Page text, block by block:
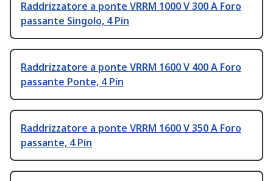
Raddrizzatore a ponte VRRM 1000 V 300 A Foro
passante Singolo, 4 Pin
Raddrizzatore a ponte VRRM 1600 V 400 A Foro
passante Ponte, 4 Pin
Raddrizzatore a ponte VRRM 1600 V 350 A Foro
passante, 4 Pin